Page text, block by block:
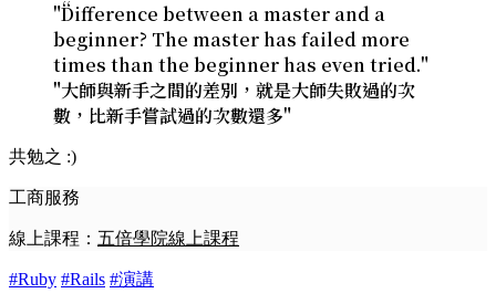
"Difference between a master and a
beginner? The master has failed more
times than the beginner has even tried."
"大師與新手之間的差別，就是大師失敗過的次
數，比新手嘗試過的次數還多"
共勉之 :)
工商服務
線上課程： 五倍學院線上課程
#Ruby #Rails #演講